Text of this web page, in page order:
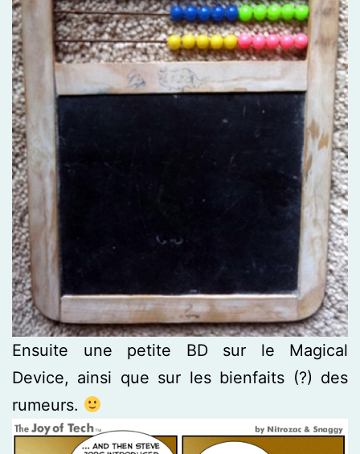
Ensuite une petite BD sur le Magical
Device, ainsi que sur les bienfaits (?) des
rumeurs.